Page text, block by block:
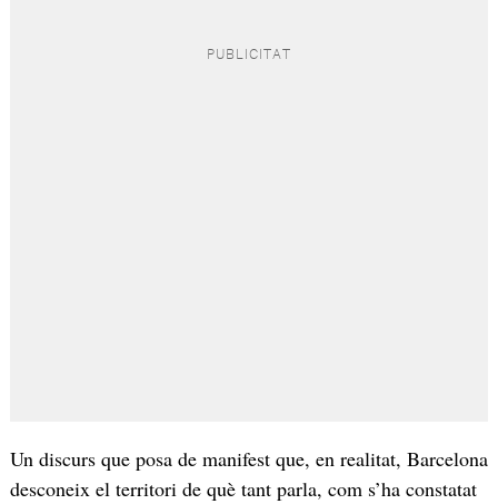
Un discurs que posa de manifest que, en realitat, Barcelona
desconeix el territori de què tant parla, com s’ha constatat